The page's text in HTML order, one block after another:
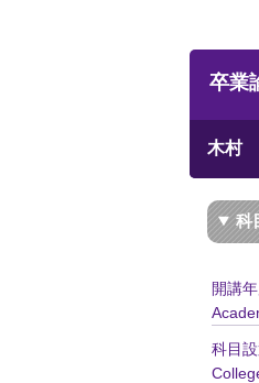
卒業
木村
科
開講
科目